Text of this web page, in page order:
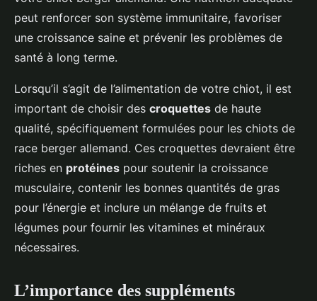
peut renforcer son système immunitaire, favoriser
une croissance saine et prévenir les problèmes de
santé à long terme.
Lorsqu’il s’agit de l’alimentation de votre chiot, il est
important de choisir des croquettes de haute
qualité, spécifiquement formulées pour les chiots de
race berger allemand. Ces croquettes devraient être
riches en protéines pour soutenir la croissance
musculaire, contenir les bonnes quantités de gras
pour l’énergie et inclure un mélange de fruits et
légumes pour fournir les vitamines et minéraux
nécessaires.
L’importance des suppléments